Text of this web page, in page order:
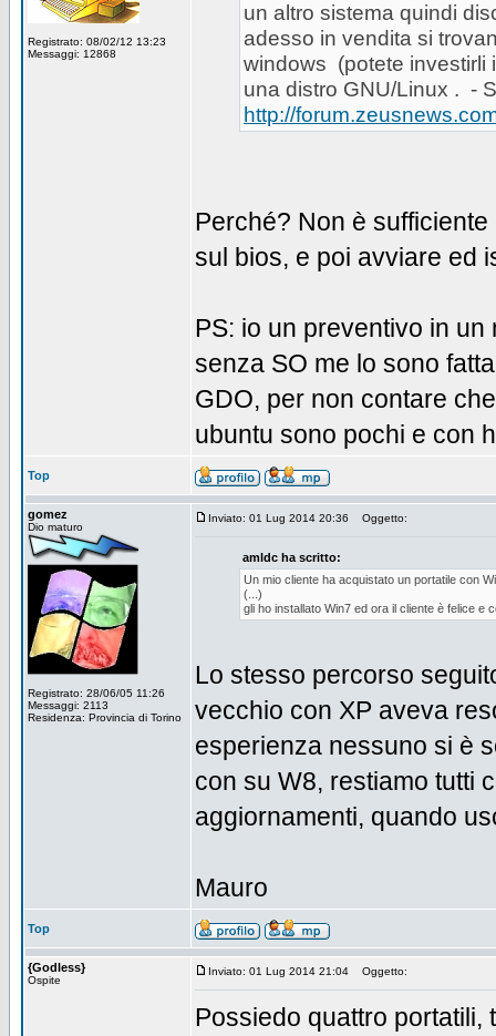
Registrato: 08/02/12 13:23
Messaggi: 12868
un altro sistema quindi
adesso in vendita si
windows (potete investirli
una distro GNU/Linux . -
http://
Perché? Non è
sul bios, e poi avviare ed
PS: io un preventivo in
senza SO me lo sono
GDO, per non contare
ubuntu sono pochi e con
Top
gomez
Dio maturo
Registrato: 28/06/05 11:26
Messaggi: 2113
Residenza: Provincia di Torino
Inviato: 01 Lug 2014 20:36 Oggetto:
amldc ha scritto:
Un mio cliente ha acquistato un portatile con
(...)
gli ho installato Win7 ed ora il cliente è felice e
Lo stesso percorso
vecchio con XP aveva
esperienza nessuno si è
con su W8, restiamo tutti
aggiornamenti, quando
Mauro
Top
{Godless}
Ospite
Inviato: 01 Lug 2014 21:04 Oggetto:
Possiedo quattro portatili,